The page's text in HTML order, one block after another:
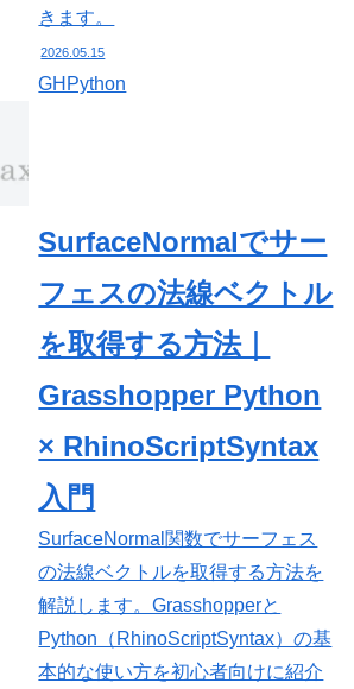
きます。
2026.05.15
GHPython
SurfaceNormalでサー
フェスの法線ベクトル
を取得する方法｜
Grasshopper Python
× RhinoScriptSyntax
入門
SurfaceNormal関数でサーフェス
の法線ベクトルを取得する方法を
解説します。Grasshopperと
Python（RhinoScriptSyntax）の基
本的な使い方を初心者向けに紹介